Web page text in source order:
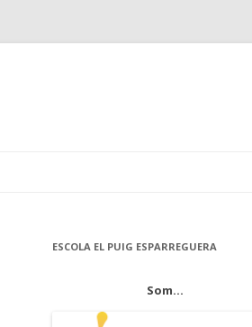
ESCOLA EL PUIG ESPARREGUERA
Som...